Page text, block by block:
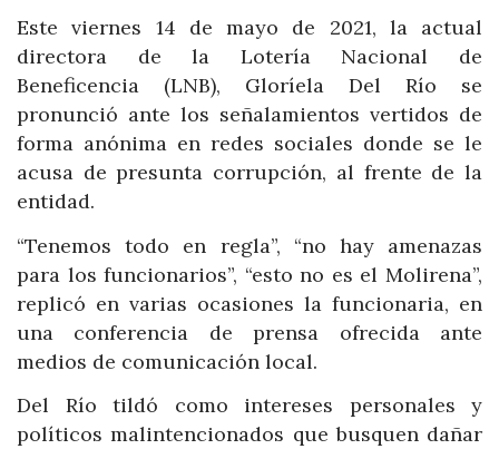
Este viernes 14 de mayo de 2021, la actual
directora de la Lotería Nacional de
Beneficencia (LNB), Gloríela Del Río se
pronunció ante los señalamientos vertidos de
forma anónima en redes sociales donde se le
acusa de presunta corrupción, al frente de la
entidad.
“Tenemos todo en regla”, “no hay amenazas
para los funcionarios”, “esto no es el Molirena”,
replicó en varias ocasiones la funcionaria, en
una conferencia de prensa ofrecida ante
medios de comunicación local.
Del Río tildó como intereses personales y
políticos malintencionados que busquen dañar